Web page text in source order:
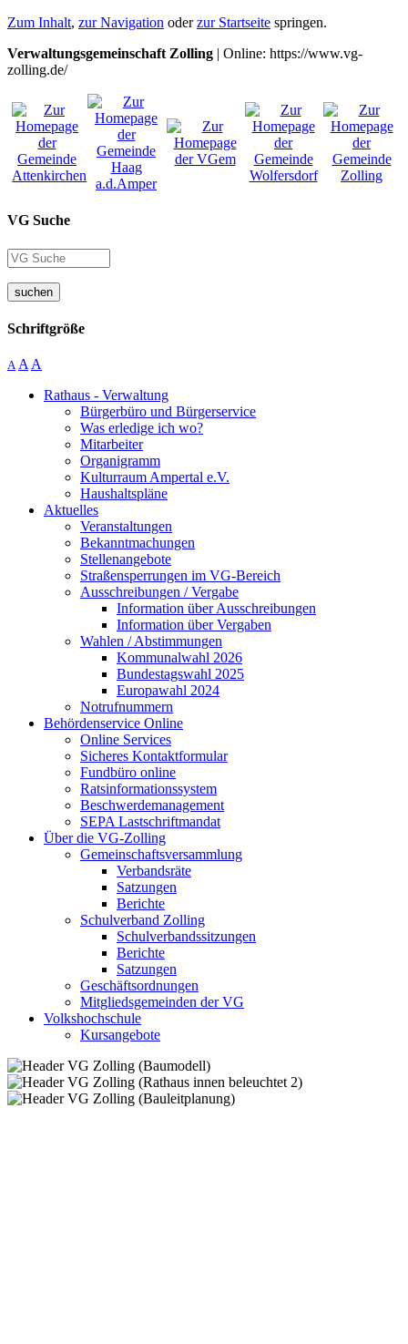
Zum Inhalt, zur Navigation oderzur Startseite springen.
Verwaltungsgemeinschaft Zolling | Online: https://www.vg-
zolling.de/
VG Suche
suchen
Schriftgröße
A A A
Rathaus - Verwaltung
Bürgerbüro und Bürgerservice
Was erledige ich wo?
Mitarbeiter
Organigramm
Kulturraum Ampertal e.V.
Haushaltspläne
Aktuelles
Veranstaltungen
Bekanntmachungen
Stellenangebote
Straßensperrungen im VG-Bereich
Ausschreibungen / Vergabe
Information über Ausschreibungen
Information über Vergaben
Wahlen / Abstimmungen
Kommunalwahl 2026
Bundestagswahl 2025
Europawahl 2024
Notrufnummern
Behördenservice Online
Online Services
Sicheres Kontaktformular
Fundbüro online
Ratsinformationssystem
Beschwerdemanagement
SEPA Lastschriftmandat
Über die VG-Zolling
Gemeinschaftsversammlung
Verbandsräte
Satzungen
Berichte
Schulverband Zolling
Schulverbandssitzungen
Berichte
Satzungen
Geschäftsordnungen
Mitgliedsgemeinden der VG
Volkshochschule
Kursangebote